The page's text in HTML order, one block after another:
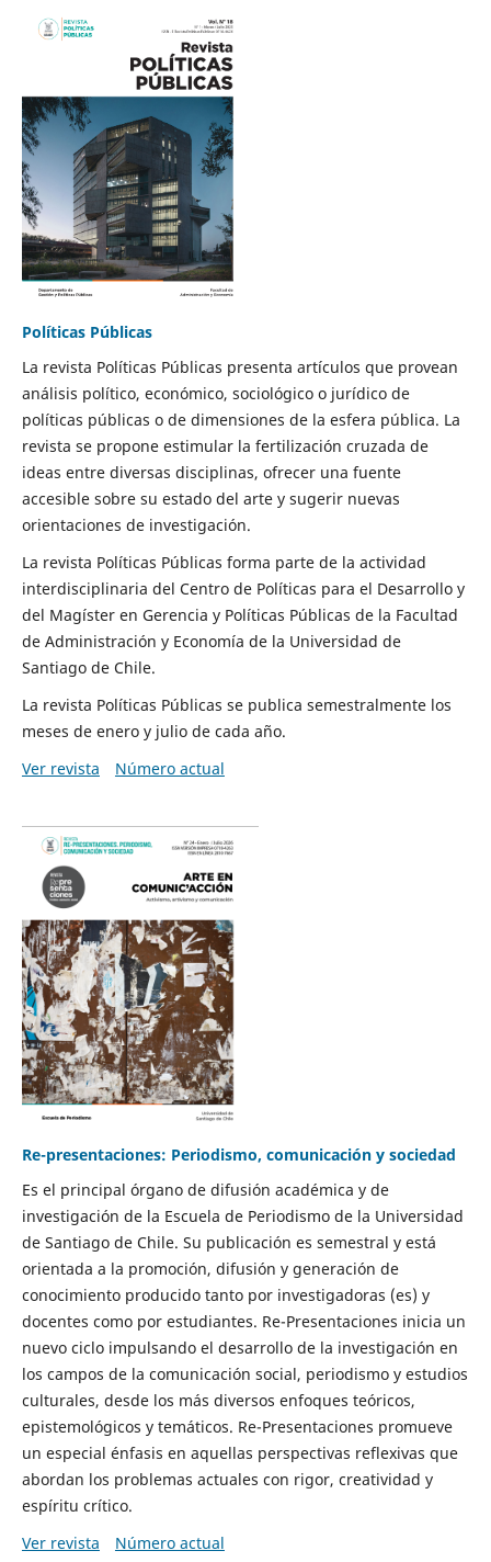
Políticas Públicas
La revista Políticas Públicas presenta artículos que provean
análisis político, económico, sociológico o jurídico de
políticas públicas o de dimensiones de la esfera pública. La
revista se propone estimular la fertilización cruzada de
ideas entre diversas disciplinas, ofrecer una fuente
accesible sobre su estado del arte y sugerir nuevas
orientaciones de investigación.
La revista Políticas Públicas forma parte de la actividad
interdisciplinaria del Centro de Políticas para el Desarrollo y
del Magíster en Gerencia y Políticas Públicas de la Facultad
de Administración y Economía de la Universidad de
Santiago de Chile.
La revista Políticas Públicas se publica semestralmente los
meses de enero y julio de cada año.
Ver revista
Número actual
Re-presentaciones: Periodismo, comunicación y sociedad
Es el principal órgano de difusión académica y de
investigación de la Escuela de Periodismo de la Universidad
de Santiago de Chile. Su publicación es semestral y está
orientada a la promoción, difusión y generación de
conocimiento producido tanto por investigadoras (es) y
docentes como por estudiantes. Re-Presentaciones inicia un
nuevo ciclo impulsando el desarrollo de la investigación en
los campos de la comunicación social, periodismo y estudios
culturales, desde los más diversos enfoques teóricos,
epistemológicos y temáticos. Re-Presentaciones promueve
un especial énfasis en aquellas perspectivas reflexivas que
abordan los problemas actuales con rigor, creatividad y
espíritu crítico.
Ver revista
Número actual